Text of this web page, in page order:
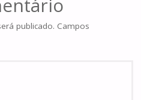
publicado. Campos